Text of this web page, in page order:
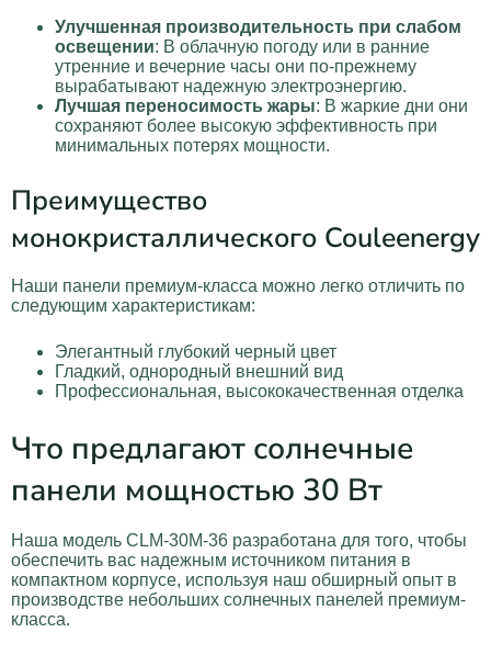
Улучшенная производительность при слабом
освещении: В облачную погоду или в ранние
утренние и вечерние часы они по-прежнему
вырабатывают надежную электроэнергию.
Лучшая переносимость жары: В жаркие дни они
сохраняют более высокую эффективность при
минимальных потерях мощности.
Преимущество
монокристаллического Couleenergy
Наши панели премиум-класса можно легко отличить по
следующим характеристикам:
Элегантный глубокий черный цвет
Гладкий, однородный внешний вид
Профессиональная, высококачественная отделка
Что предлагают солнечные
панели мощностью 30 Вт
Наша модель CLM-30M-36 разработана для того, чтобы
обеспечить вас надежным источником питания в
компактном корпусе, используя наш обширный опыт в
производстве небольших солнечных панелей премиум-
класса.